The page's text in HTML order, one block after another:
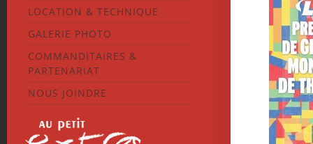
LOCATION & TECHNIQUE
GALERIE PHOTO
COMMANDITAIRES &
PARTENARIAT
NOUS JOINDRE